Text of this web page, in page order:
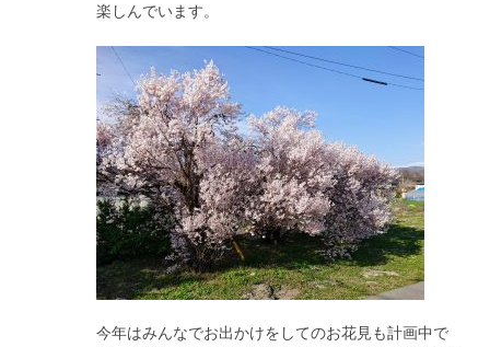
楽しんでいます。
今年はみんなでお出かけをしてのお花見も計画中で